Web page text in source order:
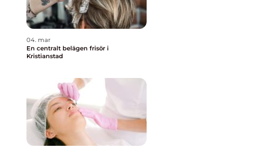
04. mar
En centralt belägen frisör i
Kristianstad